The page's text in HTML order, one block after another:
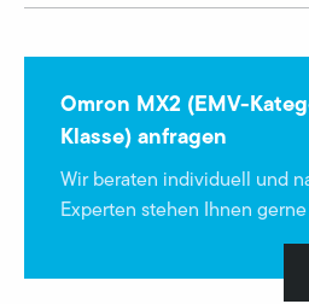
Omron MX2 (EMV-
Klasse) anfragen
Wir beraten individuell und
Experten stehen Ihnen